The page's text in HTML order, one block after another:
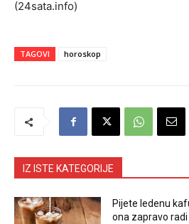
(24sata.info)
TAGOVI horoskop
IZ ISTE KATEGORIJE
Pijete ledenu
ona zapravo